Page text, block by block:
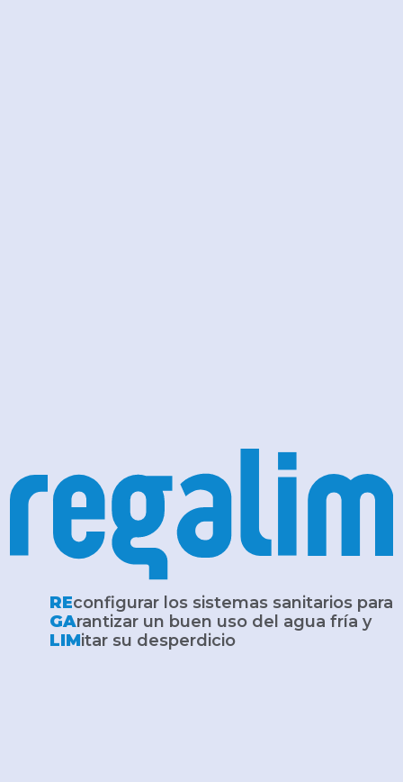
REconfigurar los sistemas sanitarios para
GArantizar un buen uso del agua fría y
LIMitar su desperdicio